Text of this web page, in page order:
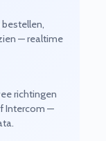
— realtime
richtingen
Intercom —